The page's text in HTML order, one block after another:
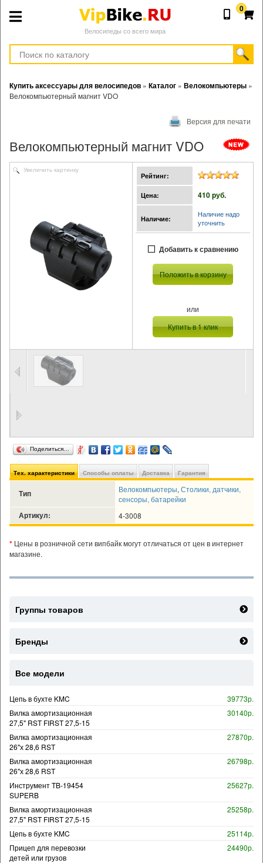
Велосипеды со всего мира
0
Купить аксессуары для велосипедов » Каталог » Велокомпьютеры »
Велокомпьютерный магнит VDO
Версия для печати
Велокомпьютерный магнит VDO
Увеличить картинку
Рейтинг:
Цена: 410 pуб.
Наличие:
Наличие надо
уточнить
Добавить к сравнению
Положить в корзину
или
Купить в 1 клик
Поделиться…
Тех. характеристики Способы оплаты Доставка Гарантия
Тип Велокомпьютеры, Столики, датчики,
сенсоры, батарейки
Артикул: 4-3008
* Цены в розничной сети випбайк могут отличаться от цен в интернет
магазине.
Группы товаров
Бренды
Все модели
Цепь в бухте KMC
39773р.
Вилка амортизационная
27,5" RST FIRST 27,5-15
30140р.
Вилка амортизационная
26"х 28,6 RST
27870р.
Вилка амортизационная
26"х 28,6 RST
26798р.
Инструмент TB-19454
SUPERB
25627р.
Вилка амортизационная
27,5" RST FIRST 27,5-15
25258р.
Цепь в бухте KMC
25114р.
Прицеп для перевозки
детей или грузов
24490р.